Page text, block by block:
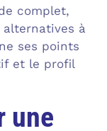
complet,
alternatives à
ses points
et le profil
une